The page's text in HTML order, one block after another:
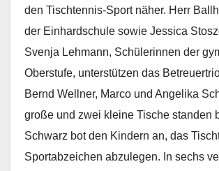
den Tischtennis-Sport näher. Herr
der Einhardschule sowie Jessica
Svenja Lehmann, Schülerinnen der
Oberstufe, unterstützen das
Bernd Wellner, Marco und Angelika
große und zwei kleine Tische standen
Schwarz bot den Kindern an, das
Sportabzeichen abzulegen. In sechs